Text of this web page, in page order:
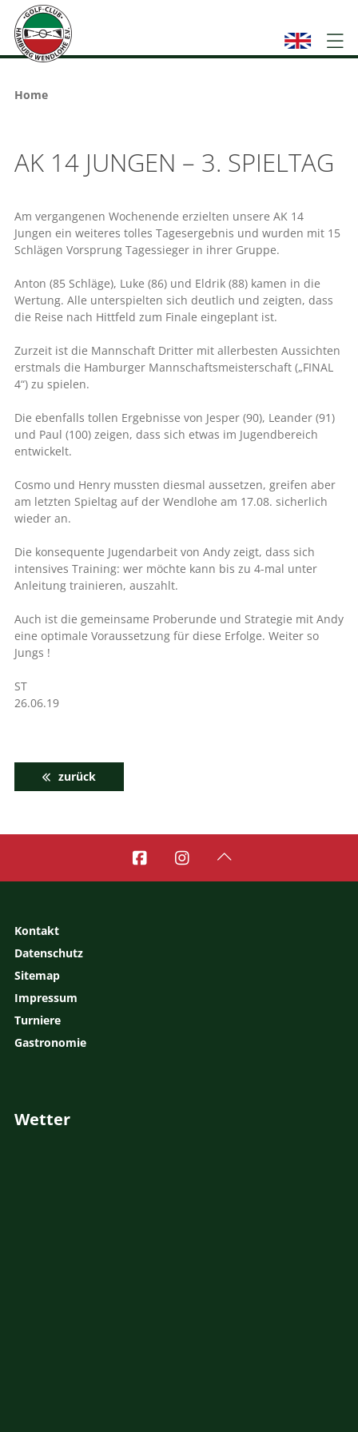
Home
AK 14 JUNGEN – 3. SPIELTAG
Am vergangenen Wochenende erzielten unsere AK 14
Jungen ein weiteres tolles Tagesergebnis und wurden mit 15
Schlägen Vorsprung Tagessieger in ihrer Gruppe.
Anton (85 Schläge), Luke (86) und Eldrik (88) kamen in die
Wertung. Alle unterspielten sich deutlich und zeigten, dass
die Reise nach Hittfeld zum Finale eingeplant ist.
Zurzeit ist die Mannschaft Dritter mit allerbesten Aussichten
erstmals die Hamburger Mannschaftsmeisterschaft („FINAL
4“) zu spielen.
Die ebenfalls tollen Ergebnisse von Jesper (90), Leander (91)
und Paul (100) zeigen, dass sich etwas im Jugendbereich
entwickelt.
Cosmo und Henry mussten diesmal aussetzen, greifen aber
am letzten Spieltag auf der Wendlohe am 17.08. sicherlich
wieder an.
Die konsequente Jugendarbeit von Andy zeigt, dass sich
intensives Training: wer möchte kann bis zu 4-mal unter
Anleitung trainieren, auszahlt.
Auch ist die gemeinsame Proberunde und Strategie mit Andy
eine optimale Voraussetzung für diese Erfolge. Weiter so
Jungs !
ST
26.06.19
zurück
  
Kontakt
Datenschutz
Sitemap
Impressum
Turniere
Gastronomie
Wetter